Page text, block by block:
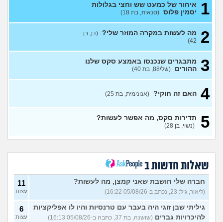
מה אתם חושבים על צעצוע מין
לגברים? (ערן, בן 25)
אפשרי להימשך לבחורה יפה
אבל בלי גוף מושך?
(נערה, בת 16)
עשיתי את זה בפעם הראשונה
עם בן מהשכבה… ועכשיו אני
מתה מפחד שהוא יספר לכולם
עצות
מפנטז על חבר טוב שלי
האם חוויתי תקיפה מינית?
(רוויטל, בת 24)
14
עצות
בנות,אתן הייתן "מסדרות" את
אח שלכם במצב כזה?
(לוחם שקרוב ל'חרור, בן 21)
1
איחור של כמעט שש וחצי בגלולות
יסמין פלוס (סנאית, בת 18)
2 מה לעשות במקרה המוזר שלי? (דן, בן
42)
3 מתבגרים שנכנסו באמצע סקס שלנו
ההורים (שלי88, בת 40)
4 האם זה חוקי? (אנונימית, בת 25)
5 תדירות סקס, מה אפשר לעשות?
(נשוי, בן 28)
שאלות חדשות ב
חברה שלי חושבת שאני קמצן, מה לעשות?
(ליאור, גיל: 23, נכתב ב-05/08/26 16:22)
11
עצות
גיליתי שבן זוגי היה בעבר עם טרנסיות והיו לו אפליקציות
להיכרויות גברים (שושנה, בת 37, כתבה ב-05/08/26 16:13)
6
עצות